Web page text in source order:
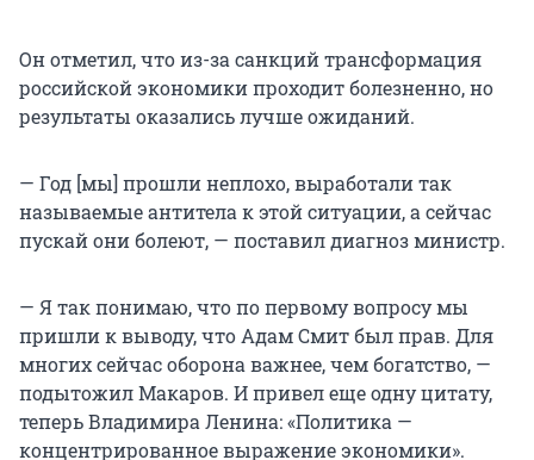
Он отметил, что из-за санкций трансформация
российской экономики проходит болезненно, но
результаты оказались лучше ожиданий.
— Год [мы] прошли неплохо, выработали так
называемые антитела к этой ситуации, а сейчас
пускай они болеют, — поставил диагноз министр.
— Я так понимаю, что по первому вопросу мы
пришли к выводу, что Адам Смит был прав. Для
многих сейчас оборона важнее, чем богатство, —
подытожил Макаров. И привел еще одну цитату,
теперь Владимира Ленина: «Политика —
концентрированное выражение экономики».